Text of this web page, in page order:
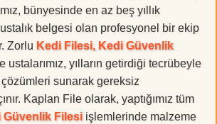
bünyesinde en az beş yıllık
belgesi olan profesyonel bir ekip
Zorlu Kedi Filesi, Kedi Güvenlik
ustalarımız, yılların getirdiği tecrübeyle
sunarak gereksiz
Kaplan File olarak, yaptığımız tüm
Güvenlik Filesi işlemlerinde malzeme